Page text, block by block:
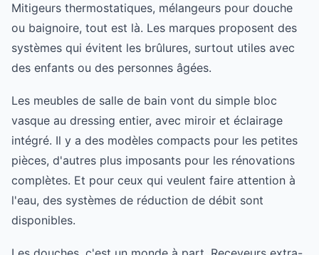
Mitigeurs thermostatiques, mélangeurs pour douche
ou baignoire, tout est là. Les marques proposent des
systèmes qui évitent les brûlures, surtout utiles avec
des enfants ou des personnes âgées.
Les meubles de salle de bain vont du simple bloc
vasque au dressing entier, avec miroir et éclairage
intégré. Il y a des modèles compacts pour les petites
pièces, d'autres plus imposants pour les rénovations
complètes. Et pour ceux qui veulent faire attention à
l'eau, des systèmes de réduction de débit sont
disponibles.